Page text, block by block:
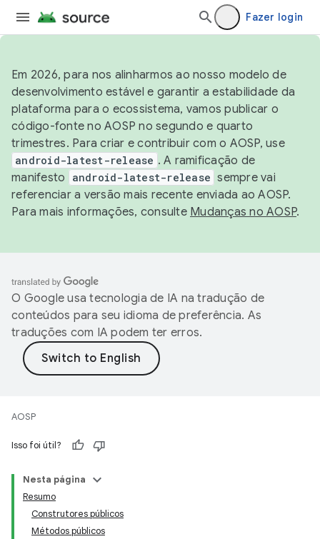
Fazer login
Em 2026, para nos alinharmos ao nosso modelo de
desenvolvimento estável e garantir a estabilidade da
plataforma para o ecossistema, vamos publicar o
código-fonte no AOSP no segundo e quarto
trimestres. Para criar e contribuir com o AOSP, use
android-latest-release . A ramificação de
manifesto
android-latest-release sempre vai
referenciar a versão mais recente enviada ao AOSP.
Para mais informações, consulte Mudanças no AOSP.
O Google usa tecnologia de IA na tradução de
conteúdos para seu idioma de preferência. As
traduções com IA podem ter erros.
AOSP
Isso foi útil?
Nesta página
Resumo
Construtores públicos
Métodos públicos